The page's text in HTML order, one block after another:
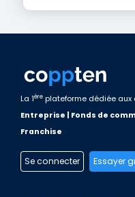
La 1ère plateforme dédiée aux
Entreprise | Fonds de
Franchise
Se connecter Essayer